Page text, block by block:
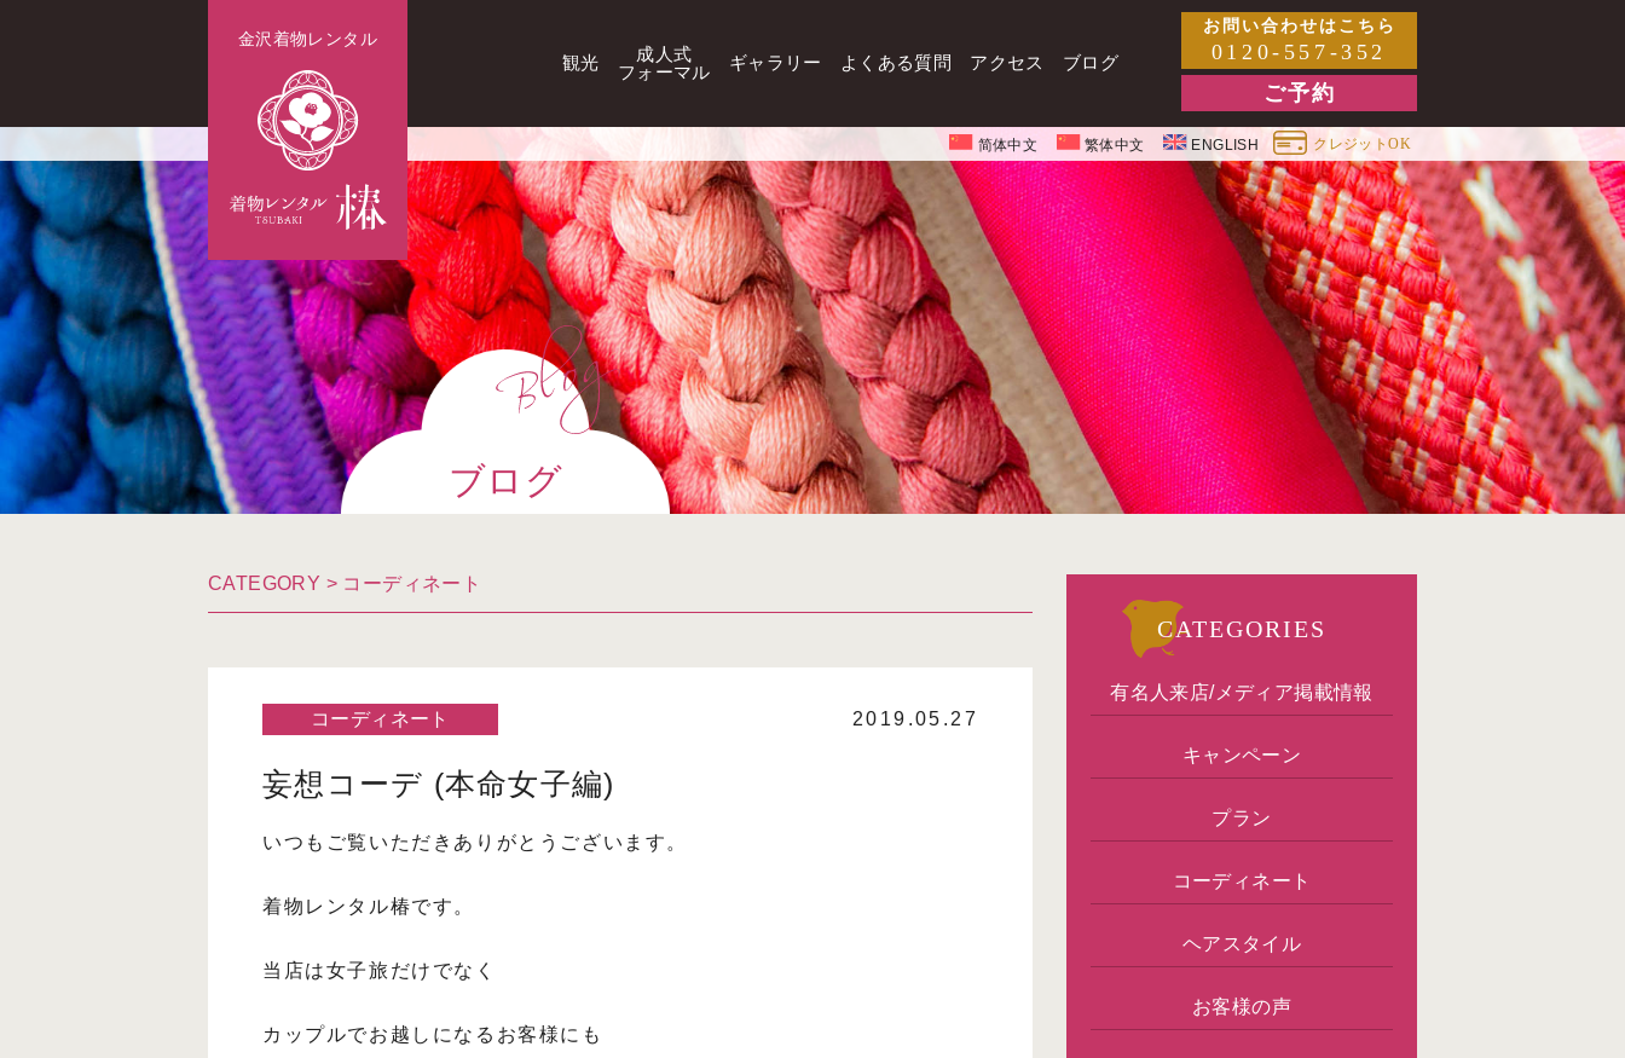
金沢着物レンタル
観光
成人式
フォーマル
ギャラリー よくある質問 アクセス ブログ
お問い合わせはこちら
0120-557-352
ご予約
简体中文 繁体中文 ENGLISH クレジットOK
ブログ
CATEGORY > コーディネート
コーディネート 2019.05.27
妄想コーデ (本命女子編)
いつもご覧いただきありがとうございます。
着物レンタル椿です。
当店は女子旅だけでなく
カップルでお越しになるお客様にも
CATEGORIES
有名人来店/メディア掲載情報
キャンペーン
プラン
コーディネート
ヘアスタイル
お客様の声